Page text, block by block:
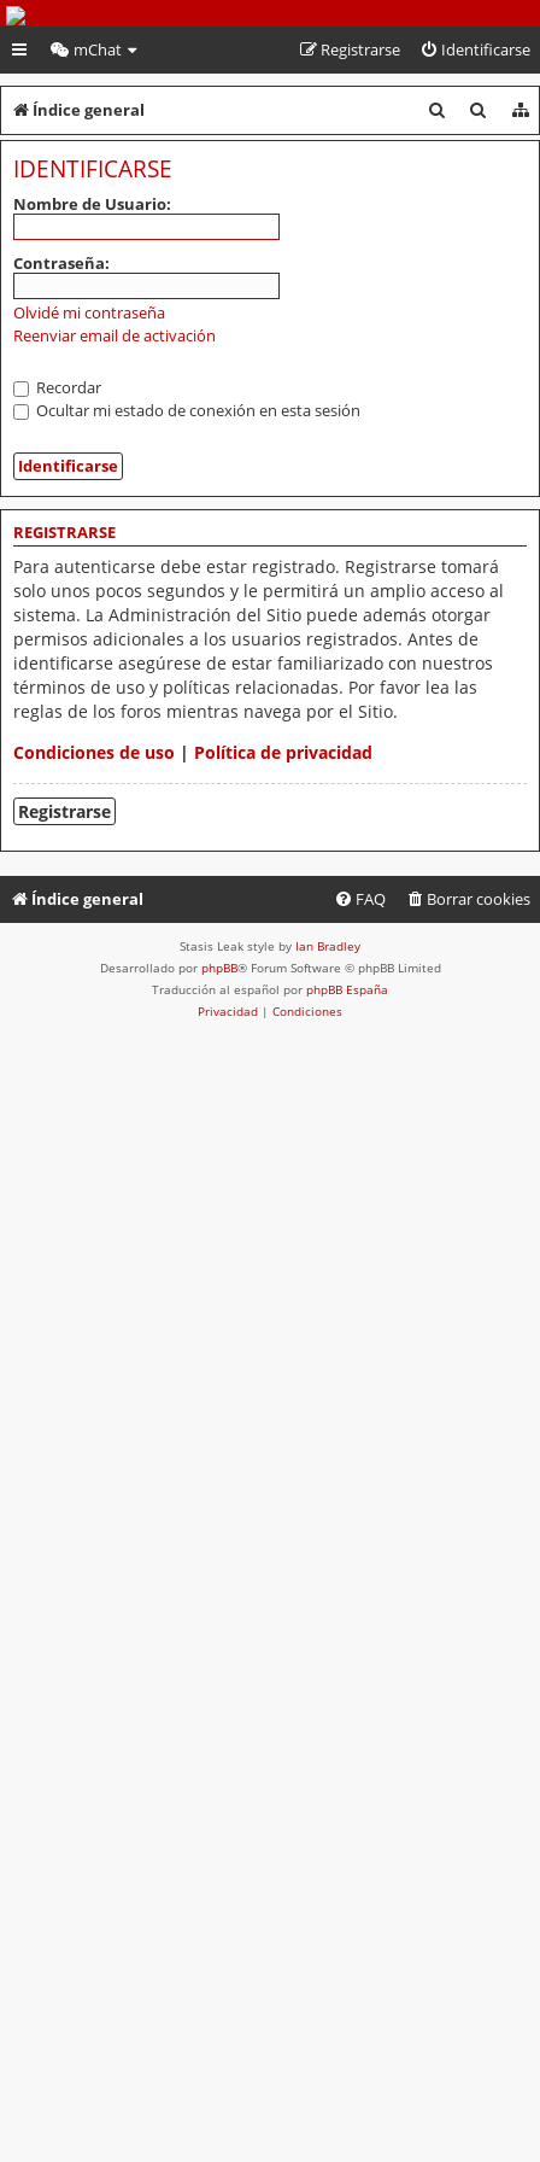
PeruVoley.com
mChat Identificarse
Registrarse
Índice general
u
u
IDENTIFICARSE
Nombre de Usuario:
Contraseña:
Olvidé mi contraseña
Reenviar email de activación
Recordar
Ocultar mi estado de conexión en esta sesión
REGISTRARSE
Para autenticarse debe estar registrado. Registrarse tomará
solo unos pocos segundos y le permitirá un amplio acceso al
sistema. La Administración del Sitio puede además otorgar
permisos adicionales a los usuarios registrados. Antes de
identificarse asegúrese de estar familiarizado con nuestros
términos de uso y políticas relacionadas. Por favor lea las
reglas de los foros mientras navega por el Sitio.
Condiciones de uso | Política de privacidad
Registrarse
Índice general Borrar cookies
FAQ
Stasis Leak style by Ian Bradley
Desarrollado por phpBB® Forum Software © phpBB Limited
Traducción al español por phpBB España
Privacidad | Condiciones